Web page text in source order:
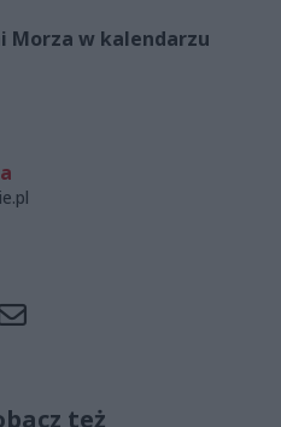
Morza w kalendarzu
też